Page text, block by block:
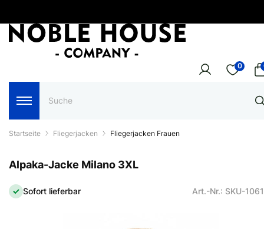
0
Startseite Fliegerjacken Fliegerjacken Frauen
Alpaka-Jacke Milano 3XL
Sofort lieferbar Art.-Nr.: SKU-